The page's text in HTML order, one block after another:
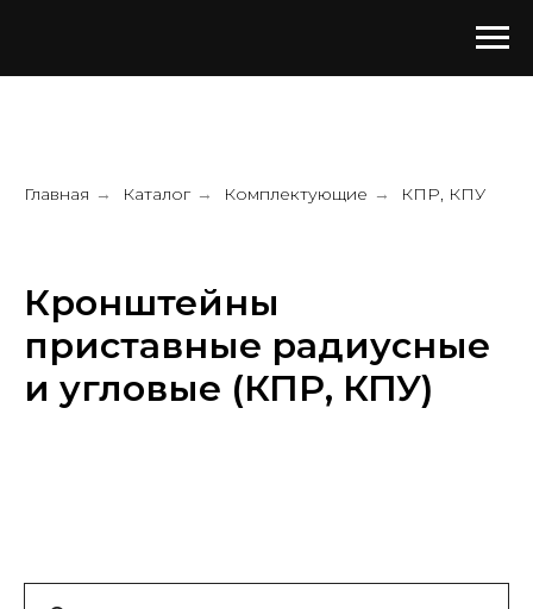
Главная → Каталог → Комплектующие → КПР, КПУ
Кронштейны
приставные радиусные
и угловые (КПР, КПУ)